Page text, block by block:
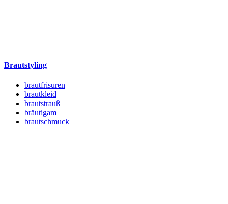
Brautstyling
brautfrisuren
brautkleid
brautstrauß
bräutigam
brautschmuck